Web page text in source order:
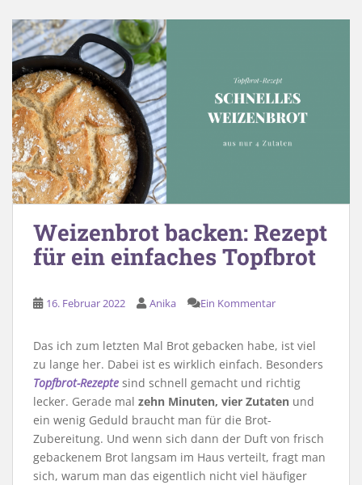
Weizenbrot backen: Rezept
für ein einfaches Topfbrot
16. Februar 2022 Anika Ein Kommentar
Das ich zum letzten Mal Brot gebacken habe, ist viel
zu lange her. Dabei ist es wirklich einfach. Besonders
Topfbrot-Rezepte sind schnell gemacht und richtig
lecker. Gerade mal zehn Minuten, vier Zutaten und
ein wenig Geduld braucht man für die Brot-
Zubereitung. Und wenn sich dann der Duft von frisch
gebackenem Brot langsam im Haus verteilt, fragt man
sich, warum man das eigentlich nicht viel häufiger